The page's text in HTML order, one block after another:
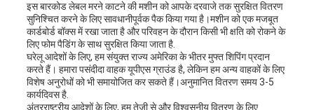
इस बारकोड लेबल मरने काटने की मशीन को आपके दरवाजे तक सुरक्षित वितरण
सुनिश्चित करने के लिए सावधानीपूर्वक पैक किया गया है।मशीन को एक मजबूत
कार्डबोर्ड बॉक्स में रखा जाता है और परिवहन के दौरान किसी भी क्षति को रोकने के
लिए फोम पैडिंग के साथ सुरक्षित किया जाता है.
घरेलू आदेशों के लिए, हम संयुक्त राज्य अमेरिका के भीतर मुफ्त शिपिंग प्रदान
करते हैं। हमारा पसंदीदा वाहक यूपीएस ग्राउंड है, लेकिन हम अन्य वाहकों के लिए
विशेष अनुरोधों को भी समायोजित कर सकते हैं।अनुमानित वितरण समय 3-5
कार्यदिवस है.
अंतरराष्ट्रीय आदेशों के लिए, हम तेजी से और विश्वसनीय वितरण के लिए